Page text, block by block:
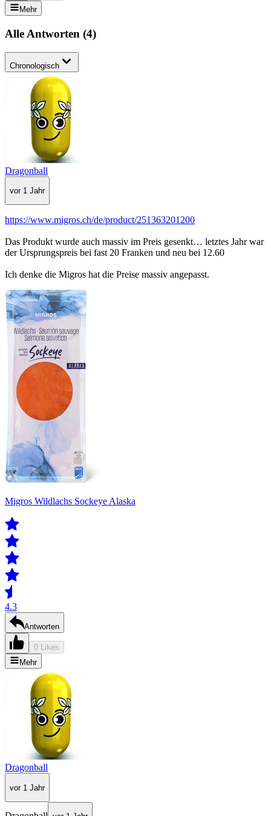
Mehr
Alle Antworten (4)
Chronologisch
Dragonball
vor 1 Jahr
https://www.migros.ch/de/product/251363201200
Das Produkt wurde auch massiv im Preis gesenkt… letztes Jahr war
der Ursprungspreis bei fast 20 Franken und neu bei 12.60
Ich denke die Migros hat die Preise massiv angepasst.
Migros Wildlachs Sockeye Alaska
4.3
Antworten
0 Likes
Mehr
Dragonball
vor 1 Jahr